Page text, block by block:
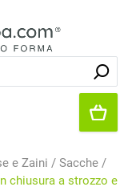
e Zaini / Sacche /
chiusura a strozzo e